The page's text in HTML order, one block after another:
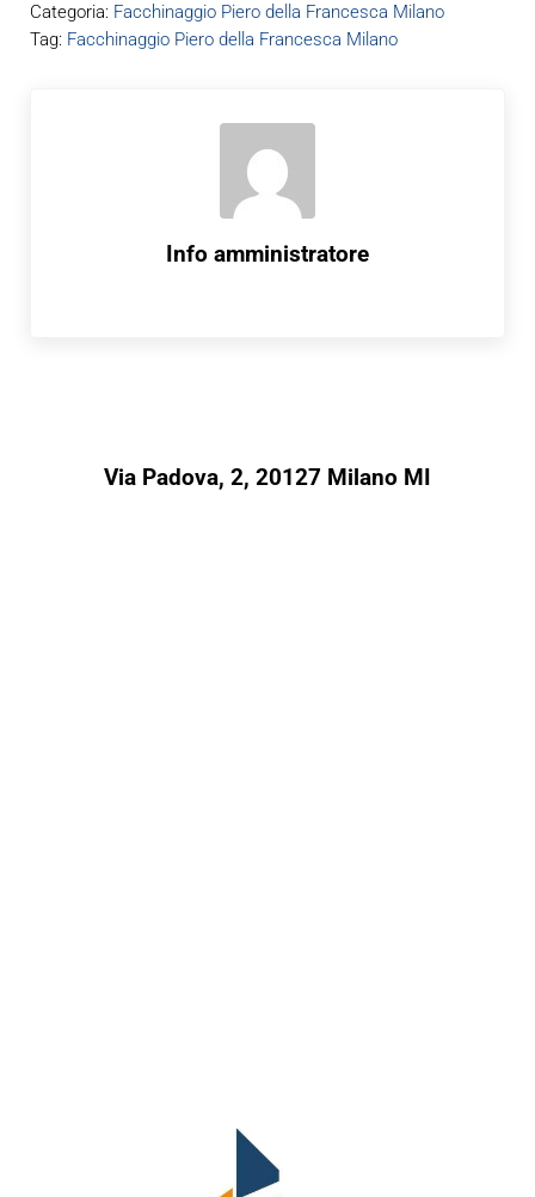
Categoria: Facchinaggio Piero della Francesca Milano
Tag: Facchinaggio Piero della Francesca Milano
Info amministratore
Via Padova, 2, 20127 Milano MI